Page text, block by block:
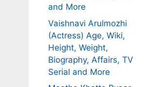
and More
Vaishnavi Arulmozhi
(Actress) Age, Wiki,
Height, Weight,
Biography, Affairs, TV
Serial and More